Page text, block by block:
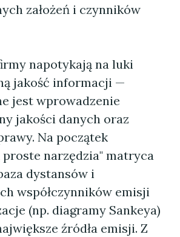
założeń i czynników
napotykają na luki
jakość informacji —
jest wprowadzenie
jakości danych oraz
Na początek
narzędzia" matryca
dystansów i
współczynników emisji
(np. diagramy Sankeya)
źródła emisji. Z